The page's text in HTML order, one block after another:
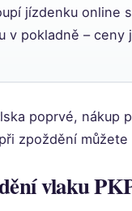
jízdenku online
v pokladně –
poprvé, nákup
zpoždění
vlaku